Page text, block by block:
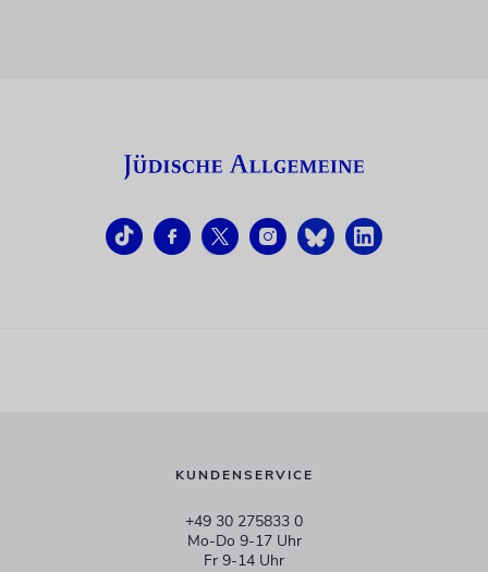
KUNDENSERVICE
+49 30 275833 0
Mo-Do 9-17 Uhr
Fr 9-14 Uhr